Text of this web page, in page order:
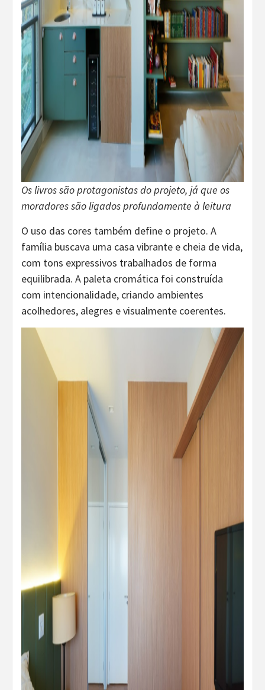
Os livros são protagonistas do projeto, já que os
moradores são ligados profundamente à leitura
O uso das cores também define o projeto. A
família buscava uma casa vibrante e cheia de vida,
com tons expressivos trabalhados de forma
equilibrada. A paleta cromática foi construída
com intencionalidade, criando ambientes
acolhedores, alegres e visualmente coerentes.